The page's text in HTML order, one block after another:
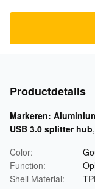
Productdetails
Markeren:
USB 3.0 splitter hub,
Color:
Function:
Shell Material: